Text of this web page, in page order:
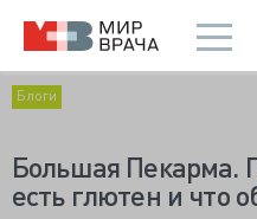
Блоги
Большая Пекарма.
есть глютен и что